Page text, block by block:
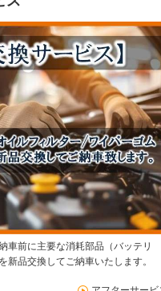
車前に主要な消耗部品（バッテリ
新品交換してご納車いたします。